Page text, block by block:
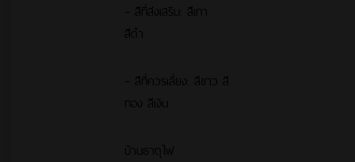
– สีที่ส่งเสริม: สีเทา
สีดำ
– สีที่ควรเลี่ยง: สีขาว สี
ทอง สีเงิน
บ้านธาตุไฟ